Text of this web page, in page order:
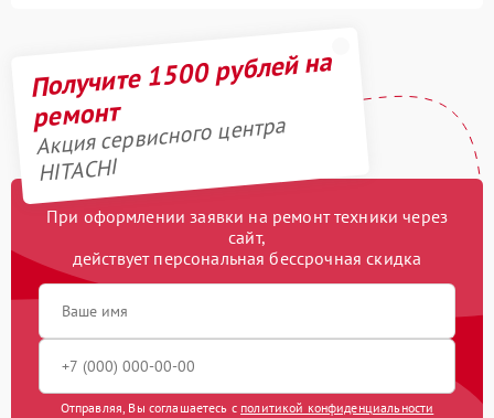
Получите 1500 рублей на
ремонт
Акция сервисного центра
HITACHI
При оформлении заявки на ремонт техники через
сайт,
действует персональная бессрочная скидка
Отправляя, Вы соглашаетесь с политикой конфиденциальности